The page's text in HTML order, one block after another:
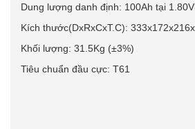
Dung lượng danh định: 100Ah tại
Kích thước(DxRxCxT.C):
Khối lượng: 31.5Kg (±3%)
Tiêu chuẩn đầu cực: T61